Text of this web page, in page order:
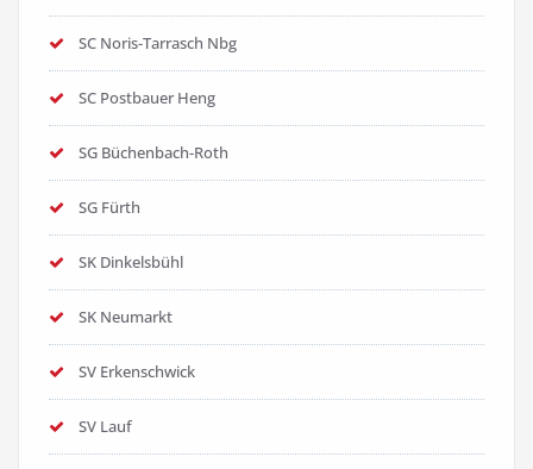
SC Noris-Tarrasch Nbg
SC Postbauer Heng
SG Büchenbach-Roth
SG Fürth
SK Dinkelsbühl
SK Neumarkt
SV Erkenschwick
SV Lauf